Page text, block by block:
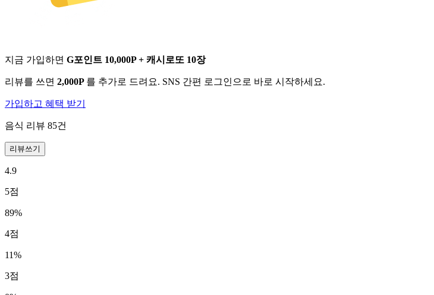
지금 가입하면 G포인트 10,000P + 캐시로또 10장
리뷰를 쓰면 2,000P 를 추가로 드려요. SNS 간편 로그인으로 바로 시작하세요.
가입하고 혜택 받기
음식 리뷰 85건
리뷰쓰기
4.9
5점
89%
4점
11%
3점